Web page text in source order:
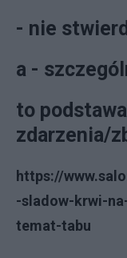
- nie
a -
to
zdarzenia/
https://
-sladow-krwi-
temat-tabu